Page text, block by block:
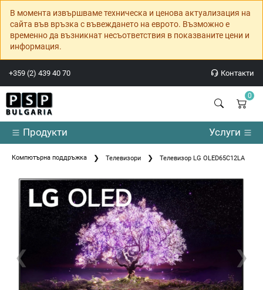
В момента извършваме техническа и ценова актуализация на
сайта във връзка с въвеждането на еврото. Възможно е
временно да възникнат несъответствия в показваните цени и
информация.
+359 (2) 439 40 70 Контакти
0
Продукти Услуги
Компютърна поддръжка Телевизори Телевизор LG OLED65C12LA
❮ ❯